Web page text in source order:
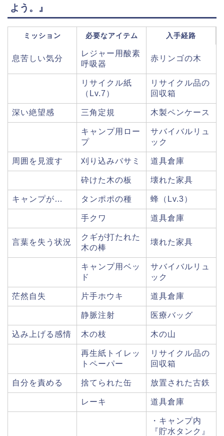
よう。』
ミッション 必要なアイテム 入手経路
息苦しい気分
レジャー用酸素
呼吸器
赤リンゴの木
リサイクル紙
（Lv.7）
リサイクル品の
回収箱
深い絶望感 三角定規 木製ペンケース
キャンプ用ロー
プ
サバイバルリュ
ック
周囲を見渡す 刈り込みバサミ 道具倉庫
砕けた木の板 壊れた家具
キャンプが… タンポポの種 蜂（Lv.3）
手クワ 道具倉庫
言葉を失う状況
クギが打たれた
木の棒
壊れた家具
キャンプ用ベッ
ド
サバイバルリュ
ック
茫然自失 片手ホウキ 道具倉庫
静脈注射 医療バッグ
込み上げる感情 木の枝 木の山
再生紙トイレッ
トペーパー
リサイクル品の
回収箱
自分を責める 捨てられた缶 放置された古鉄
レーキ 道具倉庫
・キャンプ内
『貯水タンク』